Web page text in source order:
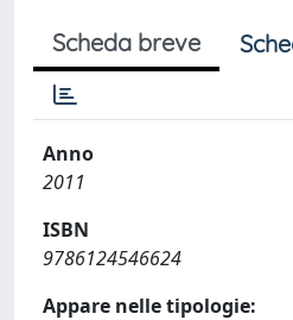
Scheda breve
Anno
2011
ISBN
9786124546624
Appare nelle tipologie: